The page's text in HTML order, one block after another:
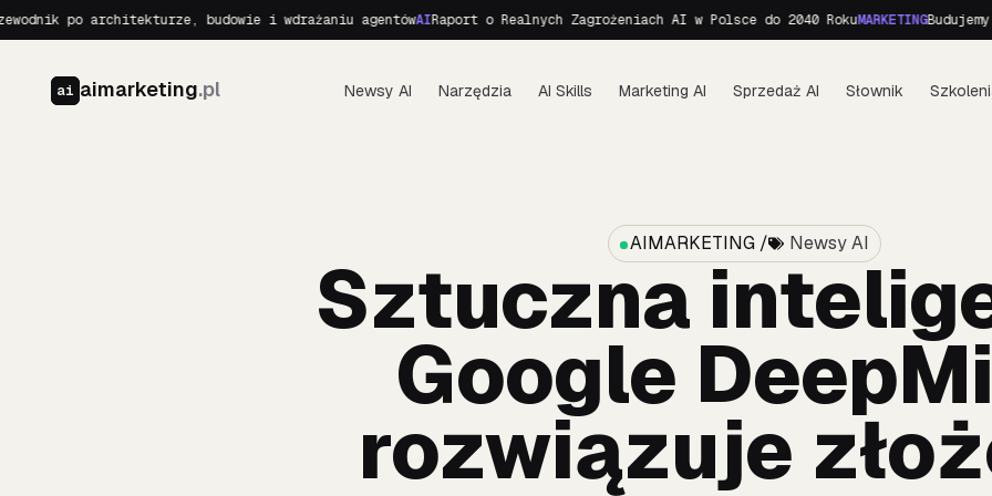
architekturze, budowie i wdrażaniu agentówAIRaport o Realnych Zagrożeniach AI w Polsce do 2040 RokuMARKETINGBudujemy
ai aimarketing.pl Newsy AI Narzędzia AI Skills Marketing AI Sprzedaż AI Słownik
AIMARKETING / Newsy AI
Sztuczna
Google
rozwiązuje